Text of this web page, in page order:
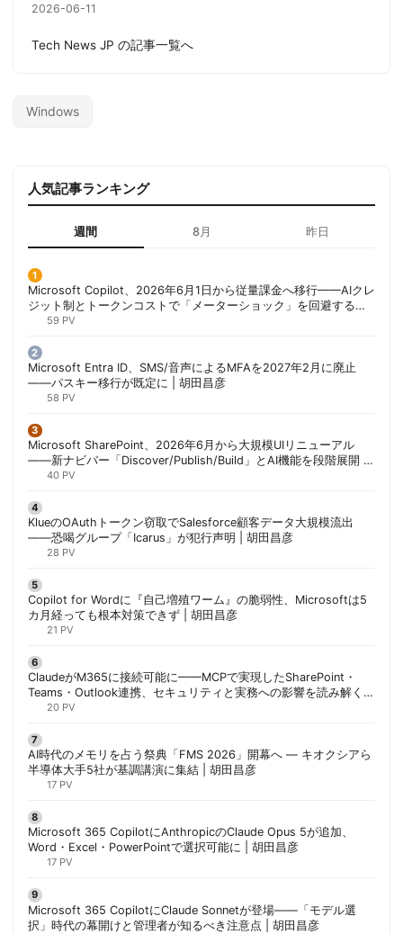
2026-06-11
Tech News JP の記事一覧へ
Windows
人気記事ランキング
週間 8月 昨日
Microsoft Copilot、2026年6月1日から従量課金へ移行——AIクレ
ジット制とトークンコストで「メーターショック」を回避する方
法 | 胡田昌彦
59 PV
Microsoft Entra ID、SMS/音声によるMFAを2027年2月に廃止
——パスキー移行が既定に | 胡田昌彦
58 PV
Microsoft SharePoint、2026年6月から大規模UIリニューアル
——新ナビバー「Discover/Publish/Build」とAI機能を段階展開 |
胡田昌彦
40 PV
KlueのOAuthトークン窃取でSalesforce顧客データ大規模流出
——恐喝グループ「Icarus」が犯行声明 | 胡田昌彦
28 PV
Copilot for Wordに『自己増殖ワーム』の脆弱性、Microsoftは5
カ月経っても根本対策できず | 胡田昌彦
21 PV
ClaudeがM365に接続可能に——MCPで実現したSharePoint・
Teams・Outlook連携、セキュリティと実務への影響を読み解く |
胡田昌彦
20 PV
AI時代のメモリを占う祭典「FMS 2026」開幕へ ― キオクシアら
半導体大手5社が基調講演に集結 | 胡田昌彦
17 PV
Microsoft 365 CopilotにAnthropicのClaude Opus 5が追加、
Word・Excel・PowerPointで選択可能に | 胡田昌彦
17 PV
Microsoft 365 CopilotにClaude Sonnetが登場——「モデル選
択」時代の幕開けと管理者が知るべき注意点 | 胡田昌彦